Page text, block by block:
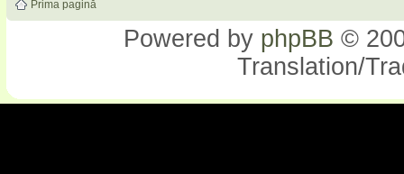
Prima pagină
Powered by phpBB ©
Translation/